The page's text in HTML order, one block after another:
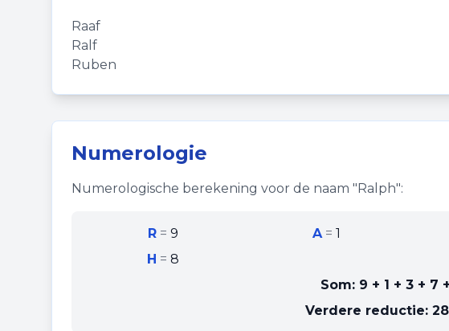
Raaf
Ralf
Ruben
Numerologie
Numerologische berekening voor de naam "Ralph":
R= 9 A= 1
H = 8
Som: 9 + 1 + 3 + 7
Verdere reductie: